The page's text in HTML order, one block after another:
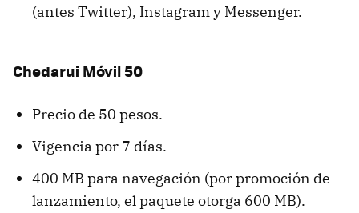
(antes Twitter), Instagram y Messenger.
Chedarui Móvil 50
Precio de 50 pesos.
Vigencia por 7 días.
400 MB para navegación (por promoción de
lanzamiento, el paquete otorga 600 MB).